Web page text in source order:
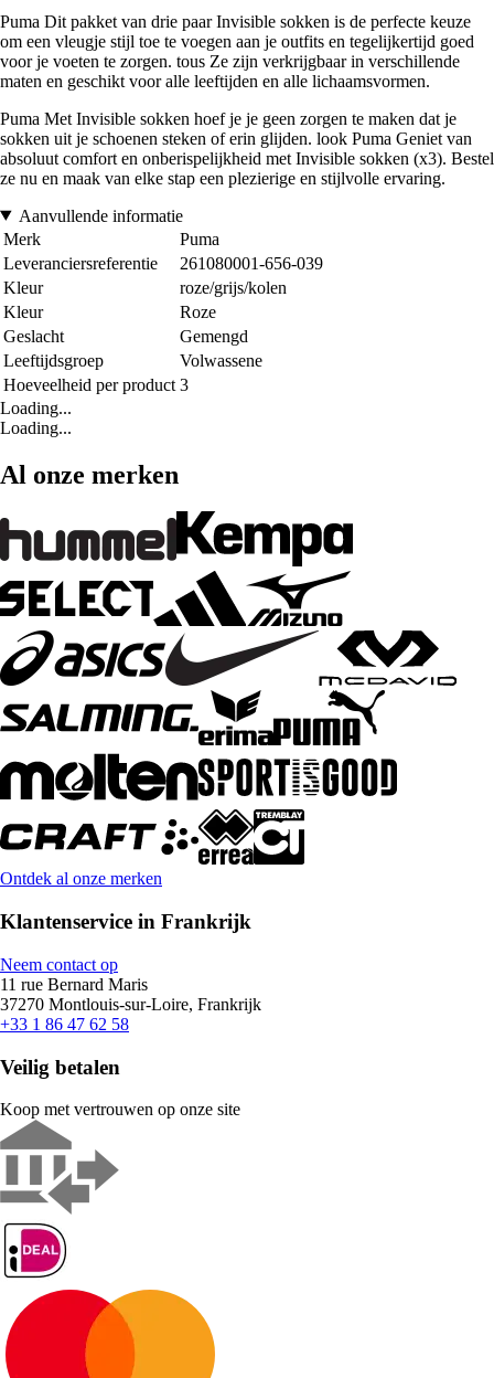
Puma Dit pakket van drie paar Invisible sokken is de perfecte keuze
om een vleugje stijl toe te voegen aan je outfits en tegelijkertijd goed
voor je voeten te zorgen. tous Ze zijn verkrijgbaar in verschillende
maten en geschikt voor alle leeftijden en alle lichaamsvormen.
Puma Met Invisible sokken hoef je je geen zorgen te maken dat je
sokken uit je schoenen steken of erin glijden. look Puma Geniet van
absoluut comfort en onberispelijkheid met Invisible sokken (x3). Bestel
ze nu en maak van elke stap een plezierige en stijlvolle ervaring.
Aanvullende informatie
Merk
Puma
Leveranciersreferentie
261080001-656-039
Kleur
roze/grijs/kolen
Kleur
Roze
Geslacht
Gemengd
Leeftijdsgroep
Volwassene
Hoeveelheid per product 3
Loading...
Loading...
Al onze merken
Ontdek al onze merken
Klantenservice in Frankrijk
Neem contact op
11 rue Bernard Maris
37270 Montlouis-sur-Loire, Frankrijk
+33 1 86 47 62 58
Veilig betalen
Koop met vertrouwen op onze site